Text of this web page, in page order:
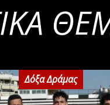
Δόξα Δράμας